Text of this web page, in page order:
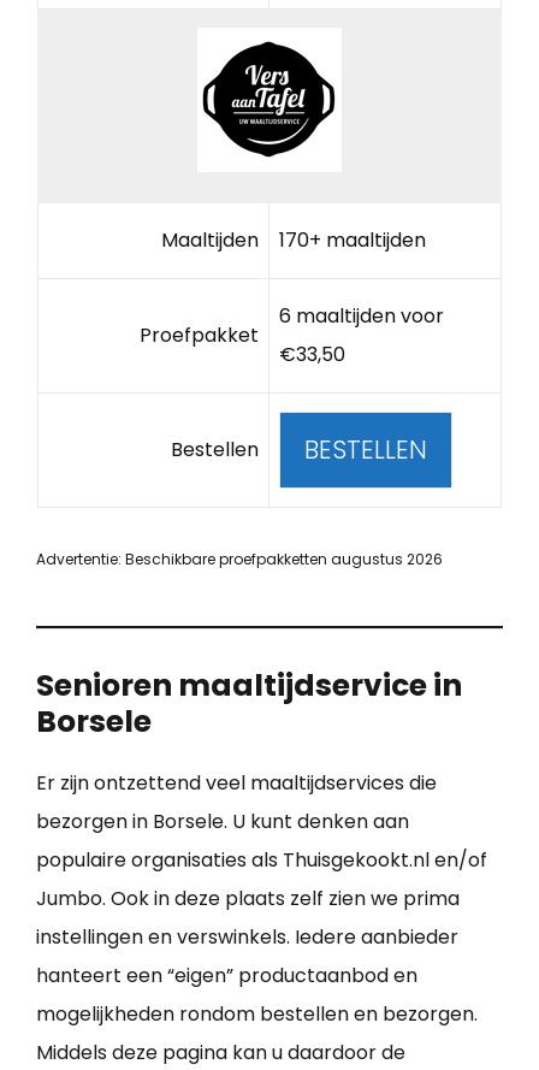
Maaltijden 170+ maaltijden
Proefpakket
6 maaltijden voor
€33,50
Bestellen BESTELLEN
Advertentie: Beschikbare proefpakketten augustus 2026
Senioren maaltijdservice in
Borsele
Er zijn ontzettend veel maaltijdservices die
bezorgen in Borsele. U kunt denken aan
populaire organisaties als Thuisgekookt.nl en/of
Jumbo. Ook in deze plaats zelf zien we prima
instellingen en verswinkels. Iedere aanbieder
hanteert een “eigen” productaanbod en
mogelijkheden rondom bestellen en bezorgen.
Middels deze pagina kan u daardoor de